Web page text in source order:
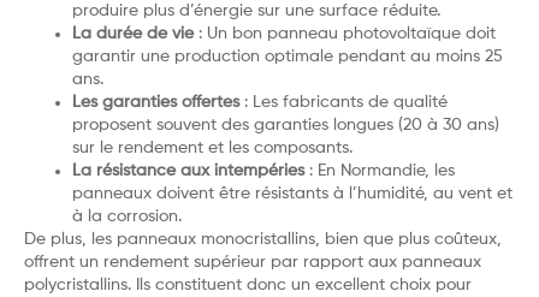
produire plus d’énergie sur une surface réduite.
La durée de vie: Un bon panneau photovoltaïque doit
garantir une production optimale pendant au moins 25
ans.
Les garanties offertes: Les fabricants de qualité
proposent souvent des garanties longues (20 à 30 ans)
sur le rendement et les composants.
La résistance aux intempéries: En Normandie, les
panneaux doivent être résistants à l’humidité, au vent et
à la corrosion.
De plus, les panneaux monocristallins, bien que plus coûteux,
offrent un rendement supérieur par rapport aux panneaux
polycristallins. Ils constituent donc un excellent choix pour